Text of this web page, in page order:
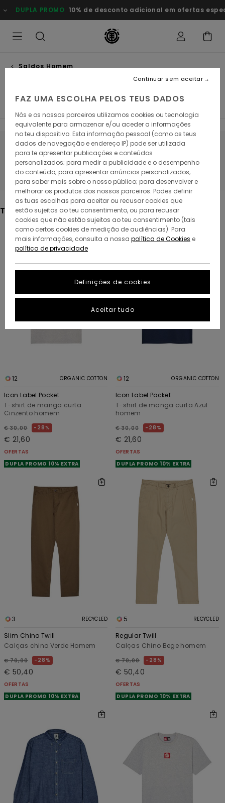
para
a
produtos
10% de desconto adicional em ofertas especiais Poupa
Saldos Homem
Fica atento/a, os produtos voltam em
breve
Também poderás gostar
Avançar
procurar
Avançar
ordenar
12 ORGANIC COTTON
Icon Label Pocket
T-shirt de manga curta
Cinzento homem
€ 30,00 28%
€ 21,60
OFERTAS
DUPLA PROMO 10% EXTRA
12 ORGANIC COTTON
Icon Label Pocket
T-shirt de manga curta Azul
homem
€ 30,00 28%
€ 21,60
OFERTAS
DUPLA PROMO 10% EXTRA
3 RECYCLED
Slim Chino Twill
Calças chino Verde Homem
€ 70,00 28%
€ 50,40
OFERTAS
DUPLA PROMO 10% EXTRA
5 RECYCLED
Regular Twill
Calças Chino Bege homem
€ 70,00 28%
€ 50,40
OFERTAS
DUPLA PROMO 10% EXTRA
FAZ UMA ESCOLHA PELOS TEUS DADOS
Nós e os nossos parceiros utilizamos cookies ou tecnologia
equivalente para armazenar e/ou aceder a informações
no teu dispositivo. Esta informação pessoal (como os teus
dados de navegação e endereço IP) pode ser utilizada
para te apresentar publicações e conteúdos
personalizados; para medir a publicidade e o desempenho
do conteúdo; para apresentar anúncios personalizados;
para saber mais sobre o nosso público; para desenvolver e
melhorar os produtos dos nossos parceiros. Podes definir
as tuas escolhas para aceitar ou recusar cookies que
estão sujeitos ao teu consentimento, ou para recusar
cookies que não estão sujeitos ao teu consentimento (tais
como certos cookies de medição de audiências). Para
mais informações, consulta a nossa política de Cookies e
política de privacidade
Definições de cookies
Continuar sem aceitar
Aceitar tudo